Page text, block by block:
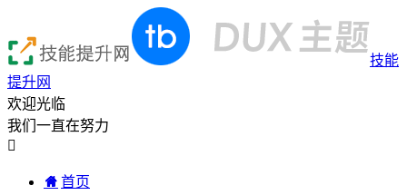
技能
提升网
欢迎光临
我们一直在努力

首页